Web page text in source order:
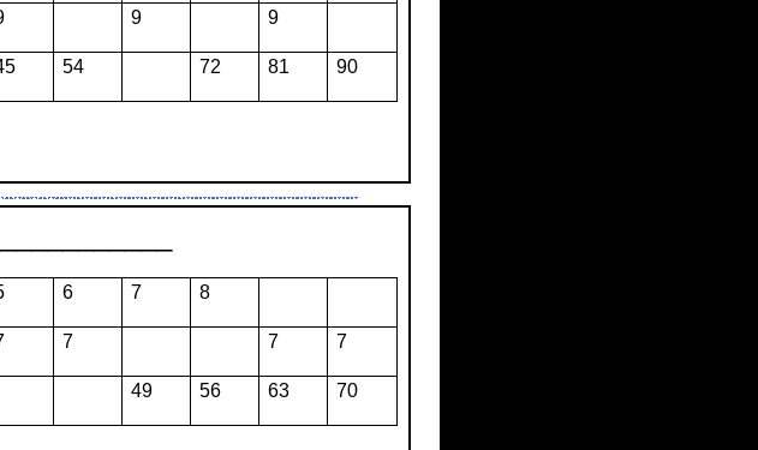
9 9
54 72 81 90
6 7 8
7 7 7
49 56 63 70